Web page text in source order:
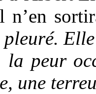
n’en
la peur
une